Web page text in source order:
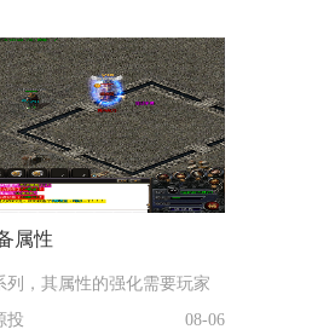
属性
列，其属性的强化需要玩家
投
08-06